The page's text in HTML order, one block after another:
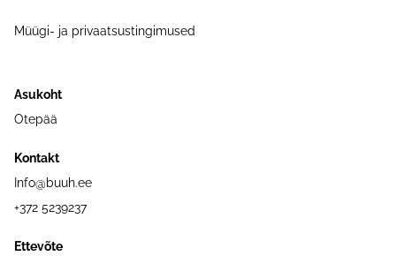
Müügi- ja privaatsustingimused
Asukoht
Otepää
Kontakt
Info@buuh.ee
+372 5239237
Ettevõte